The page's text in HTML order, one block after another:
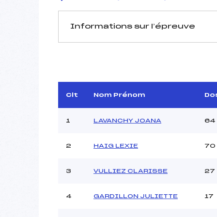
Informations sur l’épreuve
MANCHE 1
Heure de départ :
Ouvreurs A :
Clt Nom Prénom
1 LAVANCHY JOANA 64
2 HAIG LEXIE 70
3 VULLIEZ CLARISSE 27
4 GARDILLON JULIETTE 17